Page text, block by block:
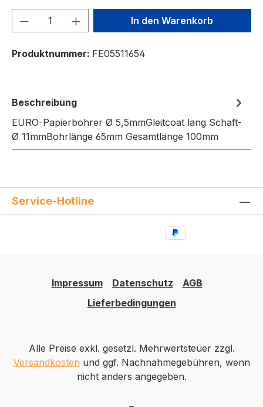
Produkt Anzahl: Gib denIn den Warenkorb
Produktnummer: FE05511654
Beschreibung
EURO-Papierbohrer Ø 5,5mmGleitcoat lang Schaft-
Ø 11mmBohrlänge 65mm Gesamtlänge 100mm
Service-Hotline
Impressum Datenschutz
AGB
Lieferbedingungen
Alle Preise exkl. gesetzl. Mehrwertsteuer zzgl.
Versandkosten und ggf. Nachnahmegebühren, wenn
nicht anders angegeben.